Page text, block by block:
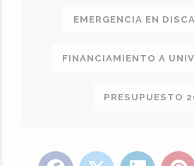
EMERGENCIA EN
FINANCIAMIENTO A
PRESUPUESTO